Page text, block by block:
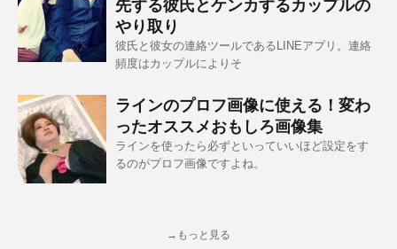
先する彼氏とケンカするカップルの
やり取り
彼氏と彼女の連絡ツールであるLINEアプリ。連絡
頻度はカップルによりそ
ラインのプロフ画像に使える！変わ
ったオススメおもしろ画像集
ラインを使ったら必ずといっていいほど設定をす
るのがプロフ画像ですよね。
→もっと見る